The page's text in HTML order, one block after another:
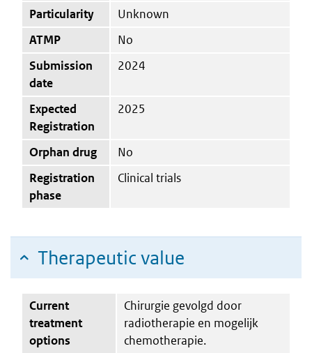
Particularity
Unknown
ATMP
No
Submission
date
2024
Expected
Registration
2025
Orphan drug
No
Registration
phase
Clinical trials
Therapeutic value
Current
treatment
options
Chirurgie gevolgd door
radiotherapie en mogelijk
chemotherapie.